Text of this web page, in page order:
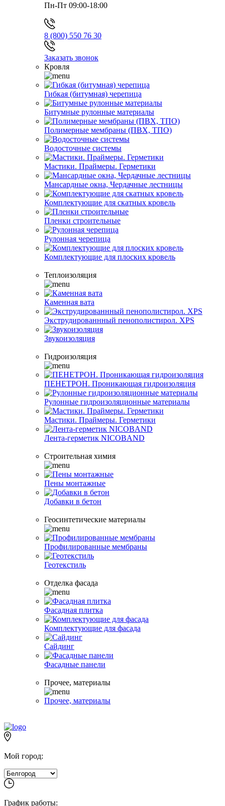
Пн-Пт 09:00-18:00
8 (800) 550 76 30
Заказать звонок
Кровля
Гибкая (битумная) черепица
Битумные рулонные материалы
Полимерные мембраны (ПВХ, ТПО)
Водосточные системы
Мастики. Праймеры. Герметики
Мансардные окна, Чердачные лестницы
Комплектующие для скатных кровель
Пленки строительные
Рулонная черепица
Комплектующие для плоских кровель
Теплоизоляция
Каменная вата
Экструдированнный пенополистирол. XPS
Звукоизоляция
Гидроизоляция
ПЕНЕТРОН. Проникающая гидроизоляция
Рулонные гидроизоляционные материалы
Мастики. Праймеры. Герметики
Лента-герметик NICOBAND
Строительная химия
Пены монтажные
Добавки в бетон
Геосинтетические материалы
Профилированные мембраны
Геотекстиль
Отделка фасада
Фасадная плитка
Комплектующие для фасада
Сайдинг
Фасадные панели
Прочее, материалы
Прочее, материалы
Мой город:
График работы: